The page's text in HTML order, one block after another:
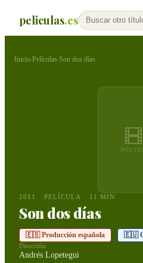
peliculas.es
Inicio›Películas›Son dos días
2011 PELÍCULA 11 MIN
Son dos días
🇪🇸 Producción española 🇪🇺
Dirección
Andrés Lopetegui